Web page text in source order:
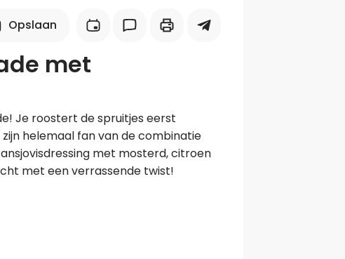
Opslaan
met
Je roostert de spruitjes eerst
helemaal fan van de combinatie
met mosterd, citroen
met een verrassende twist!